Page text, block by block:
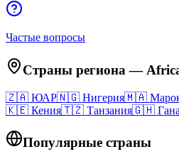
Частые вопросы
Страны региона —
🇿🇦 ЮАР🇳🇬 Нигерия🇲🇦
🇰🇪 Кения🇹🇿 Танзания🇬🇭 Гана
Популярные страны